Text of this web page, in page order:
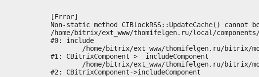
[Error]
Non-static method CIBlockRSS::UpdateCache()
/home/bitrix/ext_www/thomifelgen.ru/local/
#0: include
#1: CBitrixComponent->__includeComponent
#2: CBitrixComponent->includeComponent